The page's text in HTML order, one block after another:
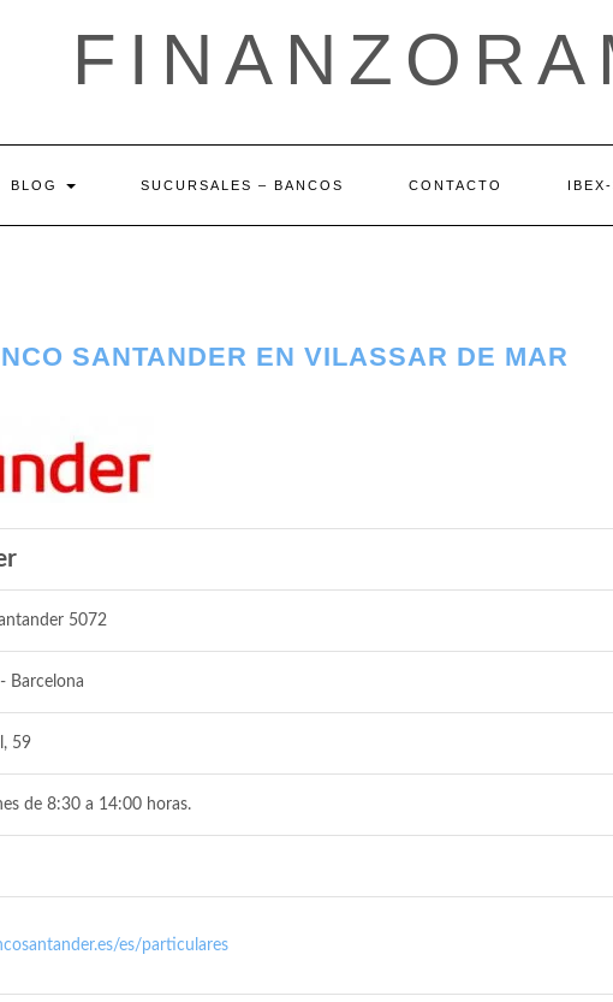
BLOG SUCURSALES – BANCOS CONTACTO
SANTANDER EN VILASSAR DE MAR
5072
Barcelona
59
de 8:30 a 14:00 horas.
es/particulares